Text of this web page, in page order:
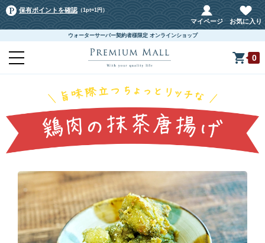
保有ポイントを確認 （1pt=1円）
マイページ お気に入り
ウォーターサーバー契約者様限定 オンラインショップ
0